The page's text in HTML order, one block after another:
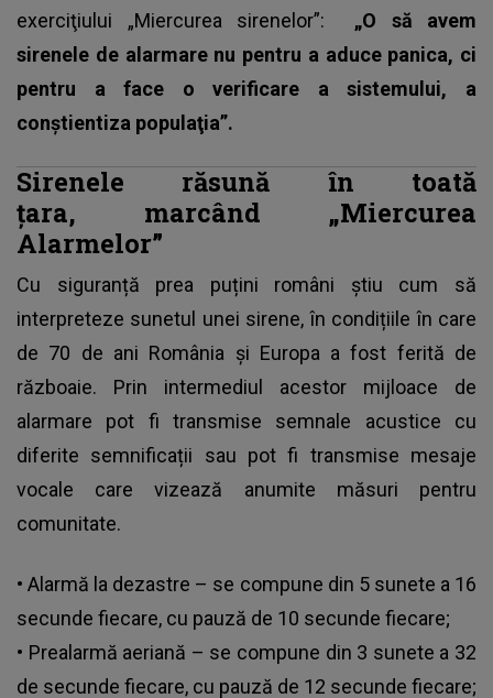
exerciţiului „Miercurea sirenelor”: „O să avem
sirenele de alarmare nu pentru a aduce panica, ci
pentru a face o verificare a sistemului, a
conştientiza populaţia”.
Sirenele răsună în toată
țara, marcând „Miercurea
Alarmelor”
Cu siguranță prea puțini români știu cum să
interpreteze sunetul unei sirene, în condițiile în care
de 70 de ani România și Europa a fost ferită de
războaie. Prin intermediul acestor mijloace de
alarmare pot fi transmise semnale acustice cu
diferite semnificații sau pot fi transmise mesaje
vocale care vizează anumite măsuri pentru
comunitate.
• Alarmă la dezastre – se compune din 5 sunete a 16
secunde fiecare, cu pauză de 10 secunde fiecare;
• Prealarmă aeriană – se compune din 3 sunete a 32
de secunde fiecare, cu pauză de 12 secunde fiecare;